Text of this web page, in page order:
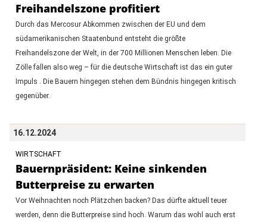
Freihandelszone profitiert
Durch das Mercosur Abkommen zwischen der EU und dem
südamerikanischen Staatenbund entsteht die größte
Freihandelszone der Welt, in der 700 Millionen Menschen leben. Die
Zölle fallen also weg – für die deutsche Wirtschaft ist das ein guter
Impuls . Die Bauern hingegen stehen dem Bündnis hingegen kritisch
gegenüber.
16.12.2024
WIRTSCHAFT
Bauernpräsident: Keine sinkenden
Butterpreise zu erwarten
Vor Weihnachten noch Plätzchen backen? Das dürfte aktuell teuer
werden, denn die Butterpreise sind hoch. Warum das wohl auch erst